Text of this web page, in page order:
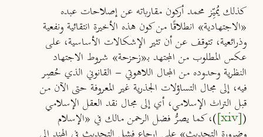
كذلك يُميِّز محمد أركون مقارباته عن إصلاحات عبده
«الاجتهادية» انطلاقًا من كون هذه الأخيرة انتقائية ونفعية
وذرائعية، تتوقف عن أن تثير الإشكالات الأساسية، على
عكس المطلوب من المجتهد بـ«زحزحة» شروط الاجتهاد
النظرية وحدوده من المجال اللاهوتي - القانوني الذي حُصِر
فيه، إلى مجال التساؤلات الجذرية غير المعروفة حتى الآن من
قبل التراث الإسلامي، أي إلى مجال نقد العقل الإسلامي
(
[xiv] )، كما يصرُّ فضل الرحمن مالك في «الإسلام